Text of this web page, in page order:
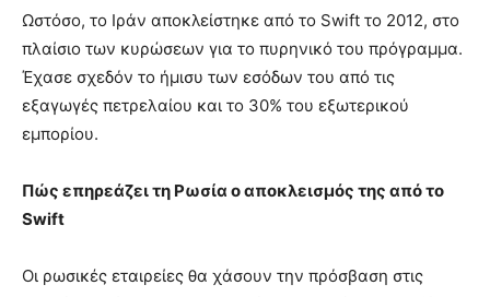
Ωστόσο, το Ιράν αποκλείστηκε από το Swift το 2012, στο
πλαίσιο των κυρώσεων για το πυρηνικό του πρόγραμμα.
Έχασε σχεδόν το ήμισυ των εσόδων του από τις
εξαγωγές πετρελαίου και το 30% του εξωτερικού
εμπορίου.
Πώς επηρεάζει τη Ρωσία ο αποκλεισμός της από το
Swift
Οι ρωσικές εταιρείες θα χάσουν την πρόσβαση στις